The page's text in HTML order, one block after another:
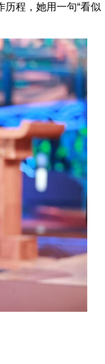
程，她用一句“看似